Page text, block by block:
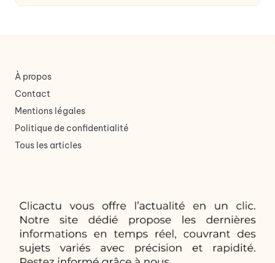
par
À propos
Contact
Mentions légales
Politique de confidentialité
Tous les articles